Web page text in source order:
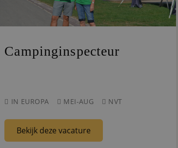
Campinginspecteur
IN EUROPA MEI-AUG NVT
Bekijk deze vacature